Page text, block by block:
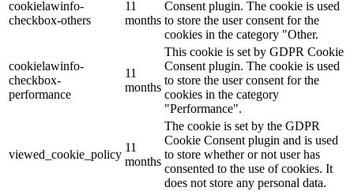
cookielawinfo-
checkbox-others
11
months
Consent plugin. The cookie is used
to store the user consent for the
cookies in the category "Other.
cookielawinfo-
checkbox-
performance
11
months
This cookie is set by GDPR Cookie
Consent plugin. The cookie is used
to store the user consent for the
cookies in the category
"Performance".
viewed_cookie_policy
11
months
The cookie is set by the GDPR
Cookie Consent plugin and is used
to store whether or not user has
consented to the use of cookies. It
does not store any personal data.